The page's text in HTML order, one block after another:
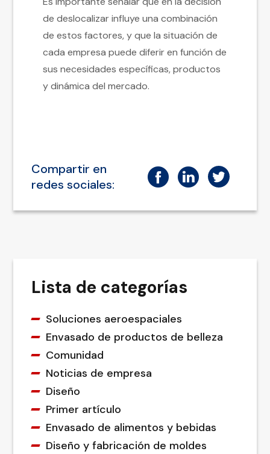
de deslocalizar influye una combinación
de estos factores, y que la situación de
cada empresa puede diferir en función de
sus necesidades específicas, productos
y dinámica del mercado.
Compartir en
redes sociales:
Lista de categorías
Soluciones aeroespaciales
Envasado de productos de belleza
Comunidad
Noticias de empresa
Diseño
Primer artículo
Envasado de alimentos y bebidas
Diseño y fabricación de moldes